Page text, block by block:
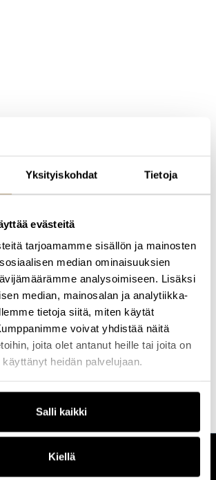
Yksityiskohdat Tietoja
evästeitä
tarjoamamme sisällön ja mainosten
median ominaisuuksien
analysoimiseen. Lisäksi
median, mainosalan ja analytiikka-
tietoja siitä, miten käytät
voivat yhdistää näitä
joita olet antanut heille tai joita on
heidän palvelujaan.
Salli kaikki
Kiellä
Oy:llä, joka on Suomen johtava julkisten
Hänellä on osaamista sekä
teemoista. Hänen eritysosaamistaan
sidosyksikköselvitykset, erityisalojen
ja vuorovaikutteisesta asiakastyöstä.
haasteista, ongelmien ratkaisusta,
Ikuisena optimistina hän lähtee
koulutuksiinjatapahtumiin, joihin
kouluttajat ja puhujat.
tapahtuma Ota yhteyttä